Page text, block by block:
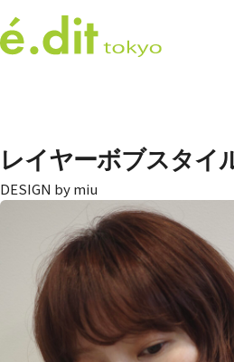
レイヤーボブスタイ
miu